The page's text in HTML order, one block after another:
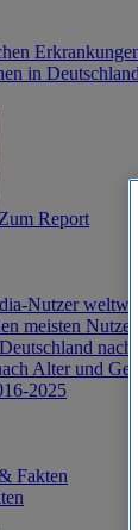
in
Zum Report
Nutzer
meisten
Alter und
2025
Fakten